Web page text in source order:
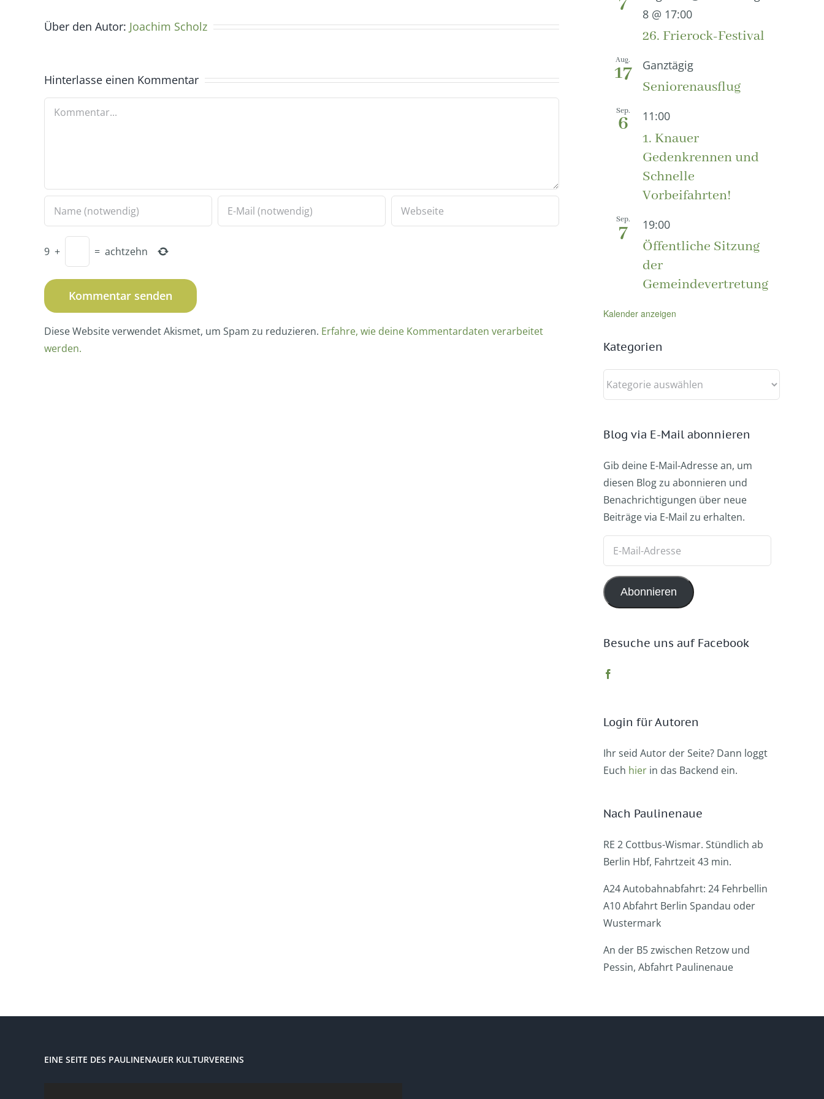
Über den Autor: Joachim Scholz
Hinterlasse einen Kommentar
Kommentar
9 + = achtzehn
Diese Website verwendet Akismet, um Spam zu reduzieren. Erfahre, wie deine Kommentardaten verarbeitet
werden.
8 @ 17:00
26. Frierock-Festival
Aug.
17 Ganztägig
Seniorenausflug
Sep.
6 11:00
1. Knauer
Gedenkrennen und
Schnelle
Vorbeifahrten!
Sep.
7 19:00
Öffentliche Sitzung
der
Gemeindevertretung
Kalender anzeigen
Kategorien
Kategorien
Blog via E-Mail abonnieren
Gib deine E-Mail-Adresse an, um
diesen Blog zu abonnieren und
Benachrichtigungen über neue
Beiträge via E-Mail zu erhalten.
Adresse
Abonnieren
Besuche uns auf Facebook
Login für Autoren
Ihr seid Autor der Seite? Dann loggt
Euch hier in das Backend ein.
Nach Paulinenaue
RE 2 Cottbus-Wismar. Stündlich ab
Berlin Hbf, Fahrtzeit 43 min.
A24 Autobahnabfahrt: 24 Fehrbellin
A10 Abfahrt Berlin Spandau oder
Wustermark
An der B5 zwischen Retzow und
Pessin, Abfahrt Paulinenaue
EINE SEITE DES PAULINENAUER KULTURVEREINS